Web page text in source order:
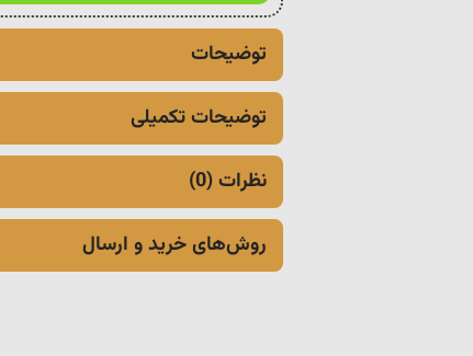
توضیحات
توضیحات تکمیلی
نظرات (0)
روش‌های خرید و ارسال